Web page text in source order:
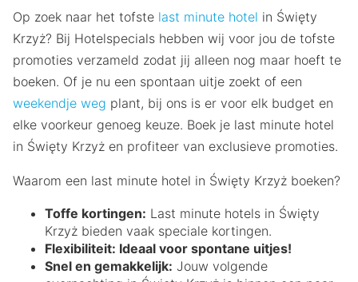
Op zoek naar het tofste last minute hotel in Święty
Krzyż? Bij Hotelspecials hebben wij voor jou de tofste
promoties verzameld zodat jij alleen nog maar hoeft te
boeken. Of je nu een spontaan uitje zoekt of een
weekendje weg plant, bij ons is er voor elk budget en
elke voorkeur genoeg keuze. Boek je last minute hotel
in Święty Krzyż en profiteer van exclusieve promoties.
Waarom een last minute hotel in Święty Krzyż boeken?
Toffe kortingen: Last minute hotels in Święty
Krzyż bieden vaak speciale kortingen.
Flexibiliteit: Ideaal voor spontane uitjes!
Snel en gemakkelijk: Jouw volgende